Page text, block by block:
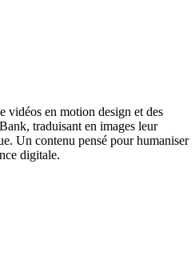
vidéos en motion design et des
traduisant en images leur
Un contenu pensé pour humaniser
digitale.